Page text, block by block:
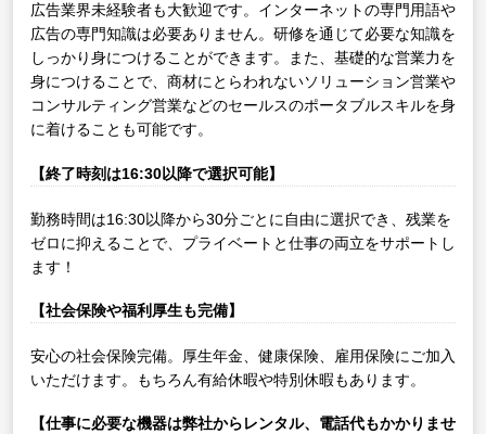
広告業界未経験者も大歓迎です。インターネットの専門用語や
広告の専門知識は必要ありません。研修を通じて必要な知識を
しっかり身につけることができます。また、基礎的な営業力を
身につけることで、商材にとらわれないソリューション営業や
コンサルティング営業などのセールスのポータブルスキルを身
に着けることも可能です。
【終了時刻は16:30以降で選択可能】
勤務時間は16:30以降から30分ごとに自由に選択でき、残業を
ゼロに抑えることで、プライベートと仕事の両立をサポートし
ます！
【社会保険や福利厚生も完備】
安心の社会保険完備。厚生年金、健康保険、雇用保険にご加入
いただけます。もちろん有給休暇や特別休暇もあります。
【仕事に必要な機器は弊社からレンタル、電話代もかかりませ